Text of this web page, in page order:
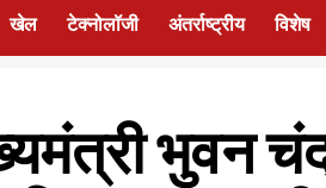
खेल टेक्नोलॉजी अंतर्राष्ट्रीय विशेष
भुवन